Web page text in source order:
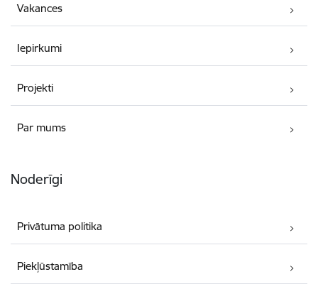
Vakances
Iepirkumi
Projekti
Par mums
Noderīgi
Privātuma politika
Piekļūstamība